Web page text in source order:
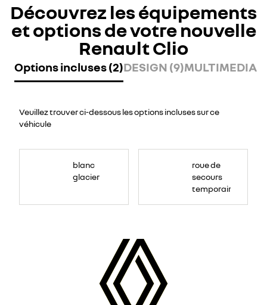
Découvrez les équipements
et options de votre nouvelle
Renault Clio
Options incluses (2)DESIGN (9)MULTIMEDIA
Veuillez trouver ci-dessous les options incluses sur ce
véhicule
blanc
glacier
roue de
secours
temporaire